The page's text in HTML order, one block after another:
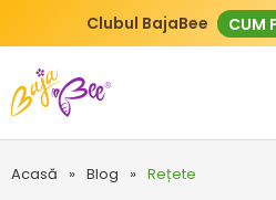
Clubul BajaBee CUM
Acasă » Blog » Rețete